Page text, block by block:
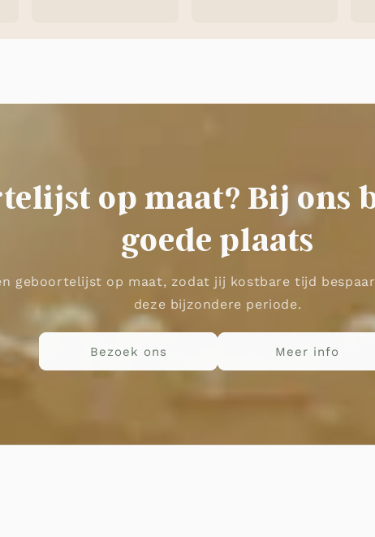
op maat? Bij ons
goede plaats
geboortelijst op maat, zodat jij kostbare tijd
deze bijzondere periode.
Bezoek ons Meer info